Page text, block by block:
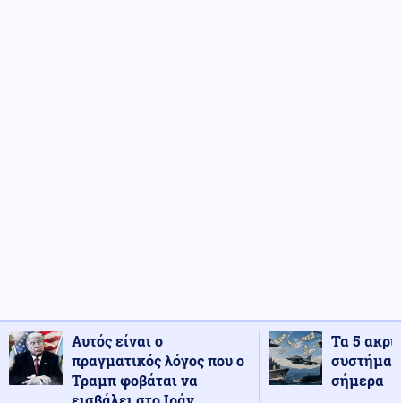
Αυτός είναι ο
πραγματικός λόγος που ο
Τραμπ φοβάται να
Τα 5
σήμερα